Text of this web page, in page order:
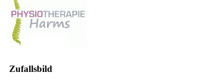
Zufallsbild